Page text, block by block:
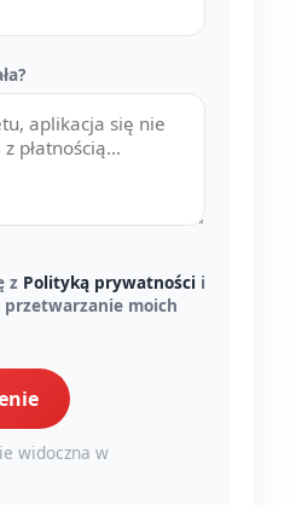
z Polityką prywatności i
moich
widoczna w